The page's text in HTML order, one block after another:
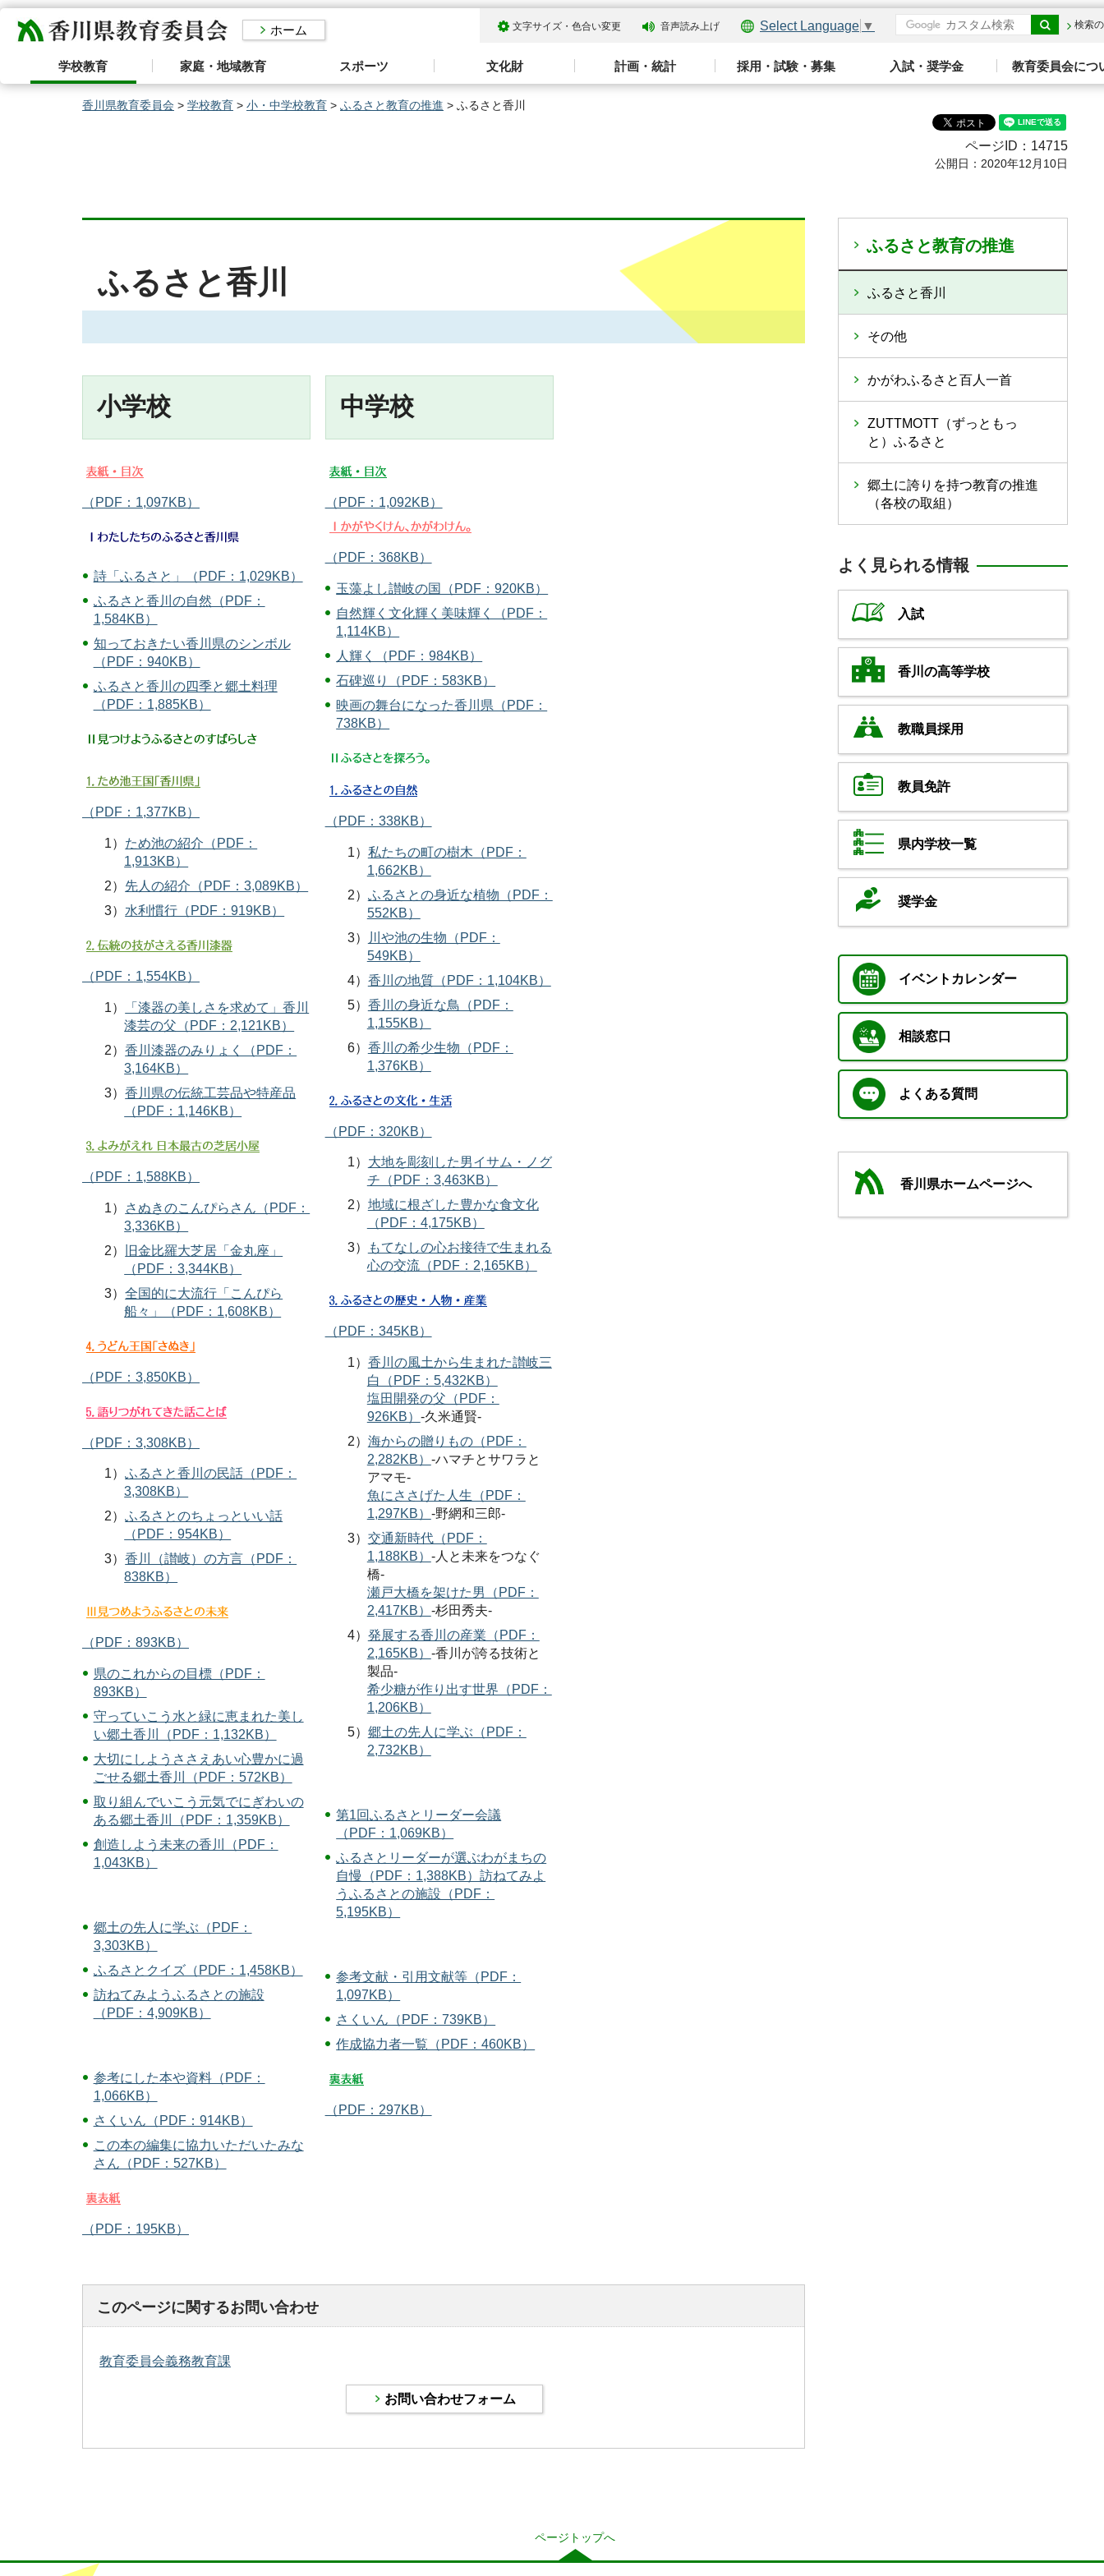
香川県教育委員会 ホーム 文字サイズ・色合い変更 音声読み上げ Select Language ▼ 検索
学校教育 家庭・地域教育 スポーツ 文化財 計画・統計 採用・試験・募集 入試・奨学金 教育委員会につ
香川県教育委員会 > 学校教育 > 小・中学校教育 > ふるさと教育の推進 > ふるさと香川
ページID：14715
公開日：2020年12月10日
ふるさと香川
小学校
（PDF：1,097KB）
詩「ふるさと」（PDF：1,029KB）
ふるさと香川の自然（PDF：
1,584KB）
知っておきたい香川県のシンボル
（PDF：940KB）
ふるさと香川の四季と郷土料理
（PDF：1,885KB）
（PDF：1,377KB）
1） ため池の紹介（PDF：
1,913KB）
2） 先人の紹介（PDF：3,089KB）
3） 水利慣行（PDF：919KB）
（PDF：1,554KB）
1）
「漆器の美しさを求めて」香川
漆芸の父（PDF：2,121KB）
2）香川漆器のみりょく（PDF：
3,164KB）
3）香川県の伝統工芸品や特産品
（PDF：1,146KB）
（PDF：1,588KB）
1）
さぬきのこんぴらさん（PDF：
3,336KB）
2）
旧金比羅大芝居「金丸座」
（PDF：3,344KB）
3）全国的に大流行「こんぴら
船々」（PDF：1,608KB）
（PDF：3,850KB）
（PDF：3,308KB）
1）ふるさと香川の民話（PDF：
3,308KB）
2）ふるさとのちょっといい話
（PDF：954KB）
3）香川（讃岐）の方言（PDF：
838KB）
（PDF：893KB）
県のこれからの目標（PDF：
893KB）
守っていこう水と緑に恵まれた美し
い郷土香川（PDF：1,132KB）
大切にしようささえあい心豊かに過
ごせる郷土香川（PDF：572KB）
取り組んでいこう元気でにぎわいの
ある郷土香川（PDF：1,359KB）
創造しよう未来の香川（PDF：
1,043KB）
郷土の先人に学ぶ（PDF：
3,303KB）
ふるさとクイズ（PDF：1,458KB）
訪ねてみようふるさとの施設
（PDF：4,909KB）
参考にした本や資料（PDF：
1,066KB）
さくいん（PDF：914KB）
この本の編集に協力いただいたみな
さん（PDF：527KB）
（PDF：195KB）
中学校
（PDF：1,092KB）
（PDF：368KB）
玉藻よし讃岐の国（PDF：920KB）
自然輝く文化輝く美味輝く（PDF：
1,114KB）
人輝く（PDF：984KB）
石碑巡り（PDF：583KB）
映画の舞台になった香川県（PDF：
738KB）
（PDF：338KB）
1） 私たちの町の樹木（PDF：
1,662KB）
2） ふるさとの身近な植物（PDF：
552KB）
3）
川や池の生物（PDF：
549KB）
4） 香川の地質（PDF：1,104KB）
5） 香川の身近な鳥（PDF：
1,155KB）
6） 香川の希少生物（PDF：
1,376KB）
（PDF：320KB）
1） 大地を彫刻した男イサム・ノグ
チ（PDF：3,463KB）
2） 地域に根ざした豊かな食文化
（PDF：4,175KB）
3）
もてなしの心お接待で生まれる
心の交流（PDF：2,165KB）
（PDF：345KB）
1） 香川の風土から生まれた讃岐三
白（PDF：5,432KB）
塩田開発の父（PDF：
926KB） -久米通賢-
2） 海からの贈りもの（PDF：
2,282KB） -ハマチとサワラと
アマモ-
魚にささげた人生（PDF：
1,297KB） -野網和三郎-
3） 交通新時代（PDF：
1,188KB） -人と未来をつなぐ
橋-
瀬戸大橋を架けた男（PDF：
2,417KB） -杉田秀夫-
4） 発展する香川の産業（PDF：
2,165KB） -香川が誇る技術と
製品-
希少糖が作り出す世界（PDF：
1,206KB）
5） 郷土の先人に学ぶ（PDF：
2,732KB）
第1回ふるさとリーダー会議
（PDF：1,069KB）
ふるさとリーダーが選ぶわがまちの
自慢（PDF：1,388KB）訪ねてみよ
うふるさとの施設（PDF：
5,195KB）
参考文献・引用文献等（PDF：
1,097KB）
さくいん（PDF：739KB）
作成協力者一覧（PDF：460KB）
（PDF：297KB）
このページに関するお問い合わせ
教育委員会義務教育課
ふるさと教育の推進
ふるさと香川
その他
かがわふるさと百人一首
ZUTTMOTT（ずっともっ
と）ふるさと
郷土に誇りを持つ教育の推進
（各校の取組）
よく見られる情報
入試
香川の高等学校
教職員採用
教員免許
県内学校一覧
奨学金
イベントカレンダー
相談窓口
よくある質問
香川県ホームページへ
ページトップへ